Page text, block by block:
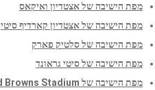
מפת הישיבה של אצטדיון ואיקאס
מפת הישיבה של אצטדיון קארדיף סיטי
מפת הישיבה של סלטיק פארק
מפת הישיבה של סיטי גראונד
מפת הישיבה של Cleveland Browns Stadium